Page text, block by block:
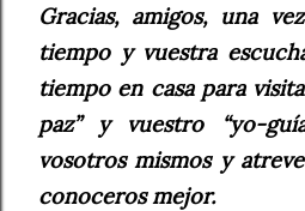
Gracias, amigos, una
tiempo y vuestra
tiempo en casa para
paz” y vuestro “yo-
vosotros mismos y
conoceros mejor.